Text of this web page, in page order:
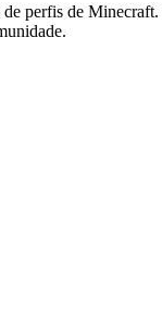
perfis de